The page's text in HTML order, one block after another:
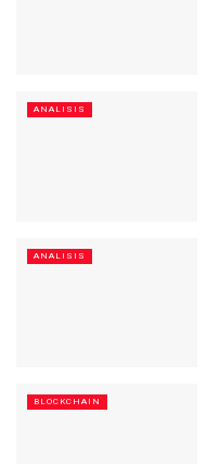
ANALISIS
ANALISIS
BLOCKCHAIN